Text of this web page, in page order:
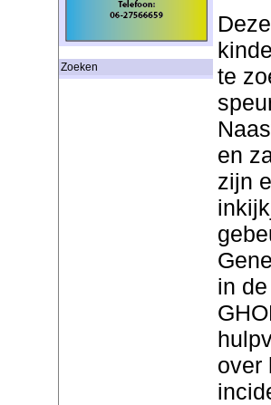
Zoeken
te
en
zijn
in
over